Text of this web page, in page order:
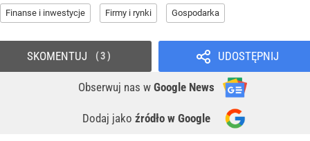
Finanse i inwestycje Firmy i rynki Gospodarka
UDOSTĘPNIJ
Obserwuj nas w Google News
Dodaj jako źródło w Google
SKOMENTUJ 3